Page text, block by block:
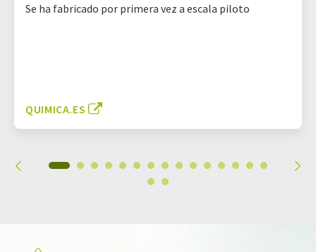
Se ha fabricado por primera vez a escala piloto
QUIMICA.ES